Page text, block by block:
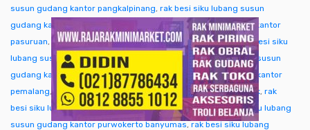
susun gudang kantor pangkalpinang, rak besi siku lubang susun
gudang kantor pare-pare
rak besi siku lubang susun gudang kantor
pasuruan, rak besi siku lubang susun gudang kantor pati,rak besi siku
lubang susun gudang kantor pekalongan
rak besi siku lubang susun
gudang kantor pekanbaru,rak besi siku lubang susun gudang kantor
pemalang, rak besi siku lubang susun gudang kantor pontianak, rak
besi siku lubang susun gudang kantor purwakarta,rak besi siku lubang
susun gudang kantor purwokerto banyumas, rak besi siku lubang